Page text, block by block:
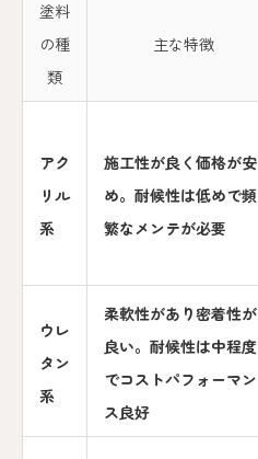
塗料
の種
類
主な特徴
アク
リル
系
施工性が良く価格が安
め。耐候性は低めで頻
繁なメンテが必要
ウレ
タン
系
柔軟性があり密着性が
良い。耐候性は中程度
でコストパフォーマン
ス良好